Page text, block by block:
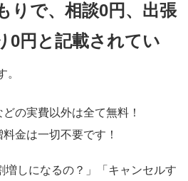
りで、相談0円、出張
0円と記載されてい
。
の実費以外は全て無料！
料金は一切不要です！
増しになるの？」「キャンセルす